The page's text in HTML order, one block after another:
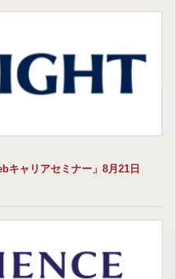
キャリアセミナー」8月21日